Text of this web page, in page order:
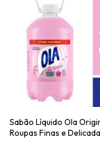
Sabão Líquido Ola
Roupas Finas e